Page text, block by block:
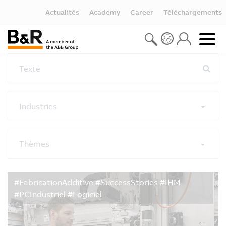
Actualités Academy Career Téléchargements
Texte
Industries
Thèmes
Réinitialiser les filtres
#FabricationAdditive #SuccessStories #IHM
#PCIndustriel #Logiciel